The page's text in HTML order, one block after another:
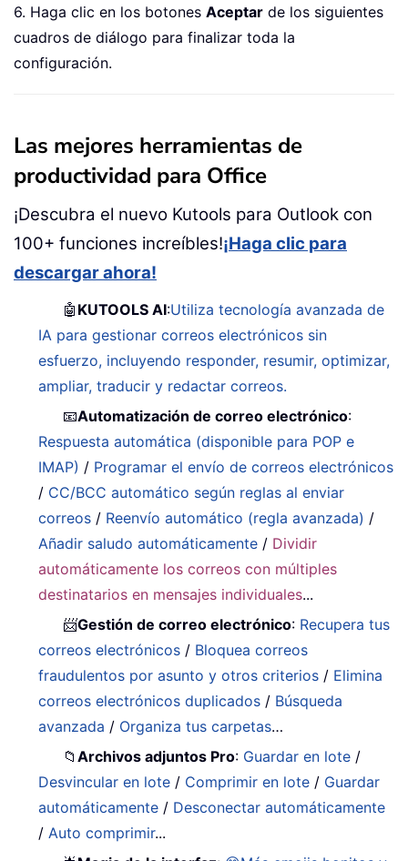
6. Haga clic en los botones Aceptar de los siguientes
cuadros de diálogo para finalizar toda la
configuración.
Las mejores herramientas de
productividad para Office
¡Descubra el nuevo Kutools para Outlook con
100+ funciones increíbles!¡Haga clic para
descargar ahora!
🤖 KUTOOLS AI:Utiliza tecnología avanzada de
IA para gestionar correos electrónicos sin
esfuerzo, incluyendo responder, resumir, optimizar,
ampliar, traducir y redactar correos.
📧Automatización de correo electrónico:
Respuesta automática (disponible para POP e
IMAP) / Programar el envío de correos electrónicos
/ CC/BCC automático según reglas al enviar
correos / Reenvío automático (regla avanzada) /
Añadir saludo automáticamente / Dividir
automáticamente los correos con múltiples
destinatarios en mensajes individuales...
📨Gestión de correo electrónico: Recupera tus
correos electrónicos / Bloquea correos
fraudulentos por asunto y otros criterios / Elimina
correos electrónicos duplicados / Búsqueda
avanzada / Organiza tus carpetas…
📁Archivos adjuntos Pro: Guardar en lote /
Desvincular en lote / Comprimir en lote / Guardar
automáticamente / Desconectar automáticamente
/Auto comprimir...